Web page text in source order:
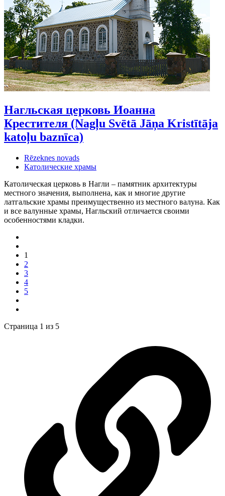
Нагльская церковь Иоанна
Крестителя (Nagļu Svētā Jāņa Kristītāja
katoļu baznīca)
Rēzeknes novads
Католические храмы
Католическая церковь в Нагли – памятник архитектуры
местного значения, выполнена, как и многие другие
латгальские храмы преимущественно из местного валуна. Как
и все валунные храмы, Нагльский отличается своими
особенностями кладки.
1
2
3
4
5
Страница 1 из 5